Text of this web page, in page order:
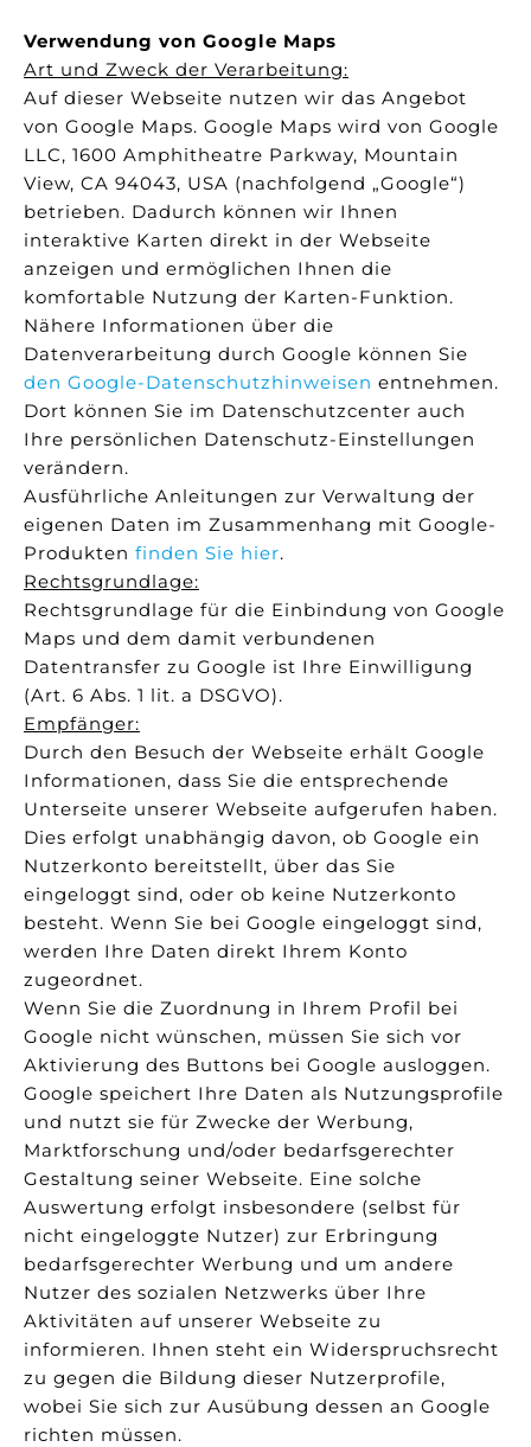
Verwendung von Google Maps
Art und Zweck der Verarbeitung:
Auf dieser Webseite nutzen wir das Angebot
von Google Maps. Google Maps wird von Google
LLC, 1600 Amphitheatre Parkway, Mountain
View, CA 94043, USA (nachfolgend „Google“)
betrieben. Dadurch können wir Ihnen
interaktive Karten direkt in der Webseite
anzeigen und ermöglichen Ihnen die
komfortable Nutzung der Karten-Funktion.
Nähere Informationen über die
Datenverarbeitung durch Google können Sie
den Google-Datenschutzhinweisen entnehmen.
Dort können Sie im Datenschutzcenter auch
Ihre persönlichen Datenschutz-Einstellungen
verändern.
Ausführliche Anleitungen zur Verwaltung der
eigenen Daten im Zusammenhang mit Google-
Produkten finden Sie hier.
Rechtsgrundlage:
Rechtsgrundlage für die Einbindung von Google
Maps und dem damit verbundenen
Datentransfer zu Google ist Ihre Einwilligung
(Art. 6 Abs. 1 lit. a DSGVO).
Empfänger:
Durch den Besuch der Webseite erhält Google
Informationen, dass Sie die entsprechende
Unterseite unserer Webseite aufgerufen haben.
Dies erfolgt unabhängig davon, ob Google ein
Nutzerkonto bereitstellt, über das Sie
eingeloggt sind, oder ob keine Nutzerkonto
besteht. Wenn Sie bei Google eingeloggt sind,
werden Ihre Daten direkt Ihrem Konto
zugeordnet.
Wenn Sie die Zuordnung in Ihrem Profil bei
Google nicht wünschen, müssen Sie sich vor
Aktivierung des Buttons bei Google ausloggen.
Google speichert Ihre Daten als Nutzungsprofile
und nutzt sie für Zwecke der Werbung,
Marktforschung und/oder bedarfsgerechter
Gestaltung seiner Webseite. Eine solche
Auswertung erfolgt insbesondere (selbst für
nicht eingeloggte Nutzer) zur Erbringung
bedarfsgerechter Werbung und um andere
Nutzer des sozialen Netzwerks über Ihre
Aktivitäten auf unserer Webseite zu
informieren. Ihnen steht ein Widerspruchsrecht
zu gegen die Bildung dieser Nutzerprofile,
wobei Sie sich zur Ausübung dessen an Google
richten müssen.